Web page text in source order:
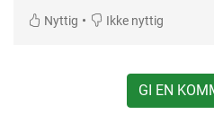
Nyttig • Ikke nyttig
GI EN